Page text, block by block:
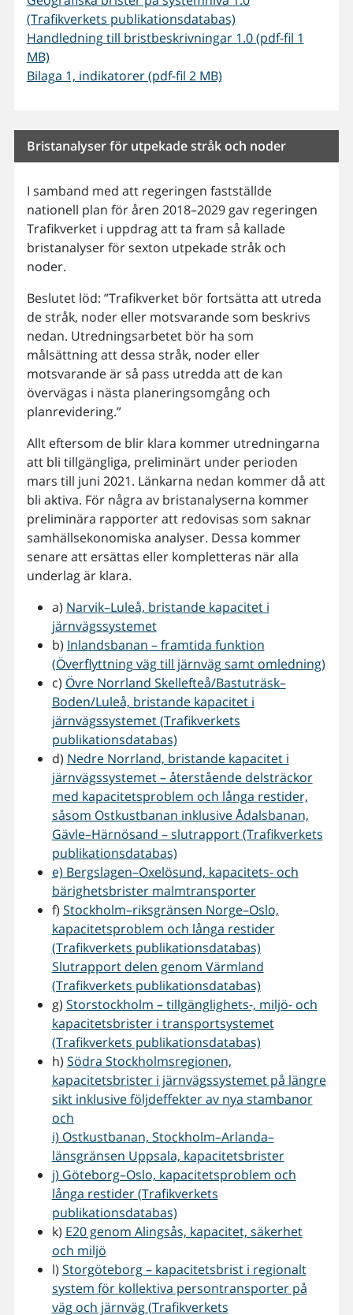
(Trafikverkets publikationsdatabas)
Handledning till bristbeskrivningar 1.0 (pdf-fil 1
MB)
Bilaga 1, indikatorer (pdf-fil 2 MB)
Bristanalyser för utpekade stråk och noder
I samband med att regeringen fastställde
nationell plan för åren 2018–2029 gav regeringen
Trafikverket i uppdrag att ta fram så kallade
bristanalyser för sexton utpekade stråk och
noder.
Beslutet löd: ”Trafikverket bör fortsätta att utreda
de stråk, noder eller motsvarande som beskrivs
nedan. Utredningsarbetet bör ha som
målsättning att dessa stråk, noder eller
motsvarande är så pass utredda att de kan
övervägas i nästa planeringsomgång och
planrevidering.”
Allt eftersom de blir klara kommer utredningarna
att bli tillgängliga, preliminärt under perioden
mars till juni 2021. Länkarna nedan kommer då att
bli aktiva. För några av bristanalyserna kommer
preliminära rapporter att redovisas som saknar
samhällsekonomiska analyser. Dessa kommer
senare att ersättas eller kompletteras när alla
underlag är klara.
a) Narvik–Luleå, bristande kapacitet i
järnvägssystemet
b) Inlandsbanan – framtida funktion
(Överflyttning väg till järnväg samt omledning)
c) Övre Norrland Skellefteå/Bastuträsk–
Boden/Luleå, bristande kapacitet i
järnvägssystemet (Trafikverkets
publikationsdatabas)
d) Nedre Norrland, bristande kapacitet i
järnvägssystemet – återstående delsträckor
med kapacitetsproblem och långa restider,
såsom Ostkustbanan inklusive Ådalsbanan,
Gävle–Härnösand – slutrapport (Trafikverkets
publikationsdatabas)
e) Bergslagen–Oxelösund, kapacitets- och
bärighetsbrister malmtransporter
f) Stockholm–riksgränsen Norge–Oslo,
kapacitetsproblem och långa restider
(Trafikverkets publikationsdatabas)
Slutrapport delen genom Värmland
(Trafikverkets publikationsdatabas)
g) Storstockholm – tillgänglighets-, miljö- och
kapacitetsbrister i transportsystemet
(Trafikverkets publikationsdatabas)
h) Södra Stockholmsregionen,
kapacitetsbrister i järnvägssystemet på längre
sikt inklusive följdeffekter av nya stambanor
och
i) Ostkustbanan, Stockholm–Arlanda–
länsgränsen Uppsala, kapacitetsbrister
j) Göteborg–Oslo, kapacitetsproblem och
långa restider (Trafikverkets
publikationsdatabas)
k) E20 genom Alingsås, kapacitet, säkerhet
och miljö
l) Storgöteborg – kapacitetsbrist i regionalt
system för kollektiva persontransporter på
väg och järnväg (Trafikverkets